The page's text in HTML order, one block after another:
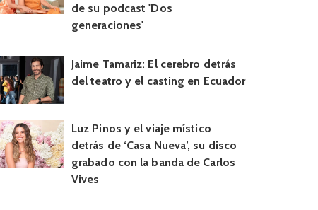
de su podcast 'Dos
generaciones'
Jaime Tamariz: El cerebro detrás
del teatro y el casting en Ecuador
Luz Pinos y el viaje místico
detrás de ‘Casa Nueva’, su disco
grabado con la banda de Carlos
Vives